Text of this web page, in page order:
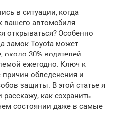
в ситуации, когда
вашего автомобиля
открываться? Особенно
замок Toyota может
около 30% водителей
ежегодно. Ключ к
обледенения и
защиты. В этой статье я
как сохранить
состоянии даже в самые